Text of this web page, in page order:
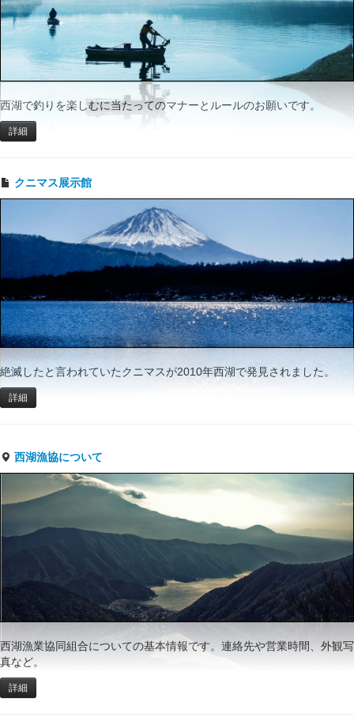
西湖で釣りを楽しむに当たってのマナーとルールのお願いです。
詳細
クニマス展示館
絶滅したと言われていたクニマスが2010年西湖で発見されました。
詳細
西湖漁協について
西湖漁業協同組合についての基本情報です。連絡先や営業時間、外観写
真など。
詳細